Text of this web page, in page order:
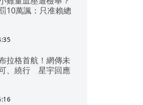
10萬諷：只准賴總
拉格首航！網傳未
、繞行 星宇回應